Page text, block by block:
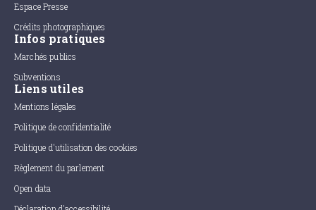
Espace Presse
Crédits photographiques
Infos pratiques
Marchés publics
Subventions
Liens utiles
Mentions légales
Politique de confidentialité
Politique d'utilisation des cookies
Règlement du parlement
Open data